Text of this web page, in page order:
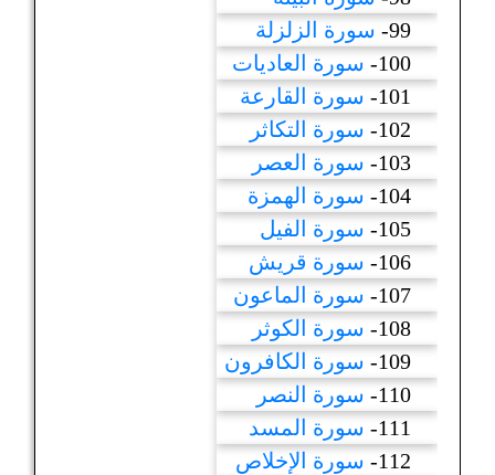
99- سورة الزلزلة
100-
سورة العاديات
101-
سورة القارعة
102-
سورة التكاثر
103-
سورة العصر
104-
سورة الهمزة
105-
سورة الفيل
106-
سورة قريش
107-
سورة الماعون
108-
سورة الكوثر
109-
سورة الكافرون
110-
سورة النصر
111-
سورة المسد
112-
سورة الإخلاص